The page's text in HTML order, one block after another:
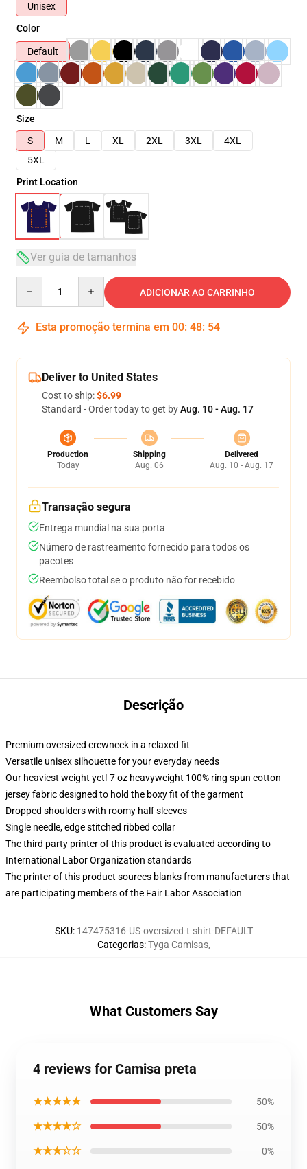
Unisex
Color
Default
Size
S
M L XL 2XL 3XL
4XL
5XL
Print Location
Ver guia de tamanhos
ADICIONAR AO CARRINHO
Esta promoção termina em 00: 48: 54
Deliver to United States
Cost to ship:$6.99
Standard - Order today to get byAug. 10 - Aug. 17
Production
Today
Shipping
Aug. 06
Delivered
Aug. 10 - Aug. 17
Transação segura
Entrega mundial na sua porta
Número de rastreamento fornecido para todos os
pacotes
Reembolso total se o produto não for recebido
Descrição
Premium oversized crewneck in a relaxed fit
Versatile unisex silhouette for your everyday needs
Our heaviest weight yet! 7 oz heavyweight 100% ring spun cotton
jersey fabric designed to hold the boxy fit of the garment
Dropped shoulders with roomy half sleeves
Single needle, edge stitched ribbed collar
The third party printer of this product is evaluated according to
International Labor Organization standards
The printer of this product sources blanks from manufacturers that
are participating members of the Fair Labor Association
SKU: 147475316-US-oversized-t-shirt-DEFAULT
Categorias:Tyga Camisas,
What Customers Say
4 reviews for Camisa preta
★★★★★ 50%
★★★★☆ 50%
★★★☆☆ 0%